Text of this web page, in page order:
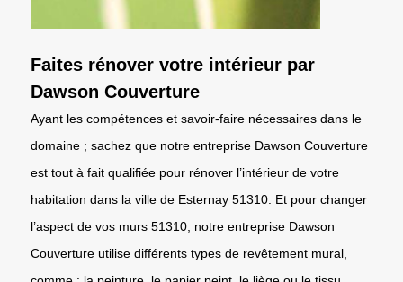
Faites rénover votre intérieur par
Dawson Couverture
Ayant les compétences et savoir-faire nécessaires dans le
domaine ; sachez que notre entreprise Dawson Couverture
est tout à fait qualifiée pour rénover l’intérieur de votre
habitation dans la ville de Esternay 51310. Et pour changer
l’aspect de vos murs 51310, notre entreprise Dawson
Couverture utilise différents types de revêtement mural,